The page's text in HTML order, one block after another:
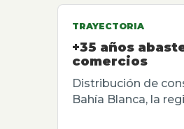
TRAYECTORIA
+35 años
comercios
Distribución de
Bahía Blanca, la